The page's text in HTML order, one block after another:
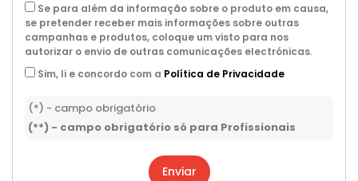
Se para além da informação sobre o produto em causa,
se pretender receber mais informações sobre outras
campanhas e produtos, coloque um visto para nos
autorizar o envio de outras comunicações electrónicas.
Sim, li e concordo com a Política de Privacidade
(*) - campo obrigatório
(**) - campo obrigatório só para Profissionais
Enviar